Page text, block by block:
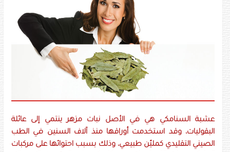
عشبة السنامكي هي في الأصل نبات مزهر ينتمي إلى عائلة
البقوليات، وقد استخدمت أوراقها منذ آلاف السنين في الطب
الصيني التقليدي كمليّن طبيعي، وذلك بسبب احتوائها على مركبات